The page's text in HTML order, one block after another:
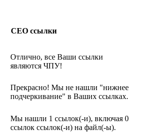
СЕО ссылки
Отлично, все Ваши ссылки
являются ЧПУ!
Прекрасно! Мы не нашли "нижнее
подчеркивание" в Ваших ссылках.
Мы нашли 1 ссылок(-и), включая 0
ссылок ссылок(-и) на файл(-ы).